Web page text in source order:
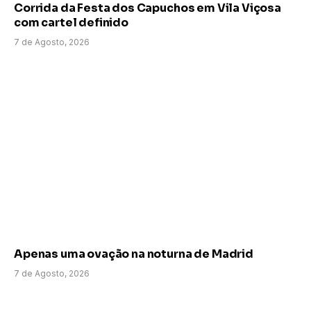
Corrida da Festa dos Capuchos em Vila Viçosa
com cartel definido
7 de Agosto, 2026
Apenas uma ovação na noturna de Madrid
7 de Agosto, 2026